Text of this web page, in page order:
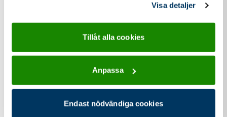
Visa detaljer
Tillåt alla cookies
Anpassa
Endast nödvändiga cookies
Submit
Därför vill vi berätta om vår hantering av